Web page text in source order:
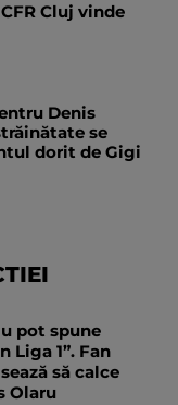
Cluj vinde
Denis
se
dorit de Gigi
pot spune
Liga 1”. Fan
să calce
Olaru